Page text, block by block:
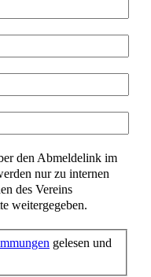
den Abmeldelink im
nur zu internen
des Vereins
weitergegeben.
gelesen und